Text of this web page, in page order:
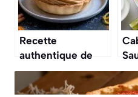
Recette
authentique de
pastéis de nata
crémeux